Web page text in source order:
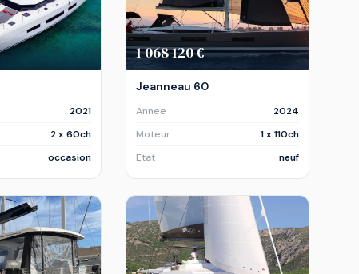
2021
2 x 60ch
occasion
1 068 120 €
Jeanneau 60
Annee
2024
Moteur
1 x 110ch
Etat
neuf